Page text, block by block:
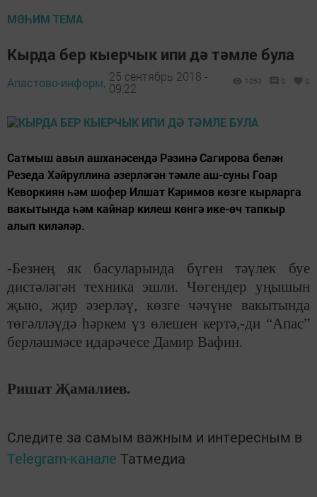
МӨҺИМ ТЕМА
Кырда бер кыерчык ипи дә тәмле була
Апастово-информ, 25 сентябрь 2018 -
09:22
1053 0 0
Сатмыш авыл ашханәсендә Рәзинә Сагирова белән
Резеда Хәйруллина әзерләгән тәмле аш-суны Гоар
Кеворкиян һәм шофер Илшат Кәримов көзге кырларга
вакытында һәм кайнар килеш көнгә ике-өч тапкыр
алып киләләр.
-Безнең як басуларында бүген тәүлек буе
дистәләгән техника эшли. Чөгендер уңышын
җыю, җир әзерләү, көзге чәчүне вакытында
төгәлләүдә һәркем үз өлешен кертә,-ди “Апас”
берләшмәсе идарәчесе Дамир Вафин.
Ришат Җамалиев.
Следите за самым важным и интересным в
Telegram-канале Татмедиа